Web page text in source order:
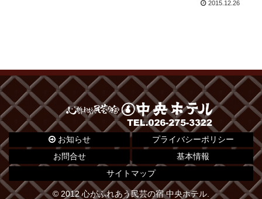
2015.12.26
お知らせ
プライバシーポリシー
お問合せ
基本情報
サイトマップ
© 2012 心がふれあう民芸の宿 中央ホテル.